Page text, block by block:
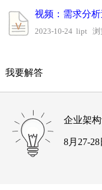
视频：需求分析
2023-10-24 lipt 浏
我要解答
企业架
8月27-28